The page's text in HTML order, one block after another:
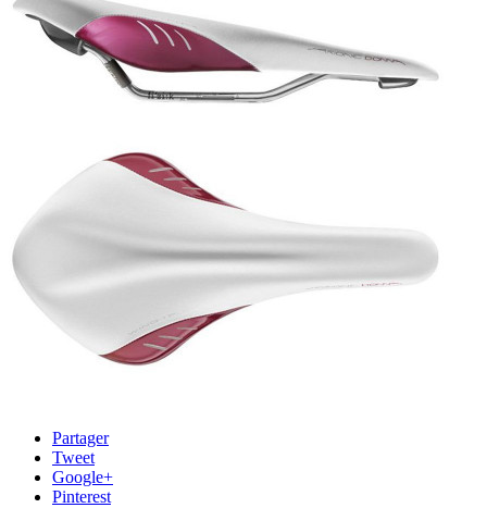
Partager
Tweet
Google+
Pinterest